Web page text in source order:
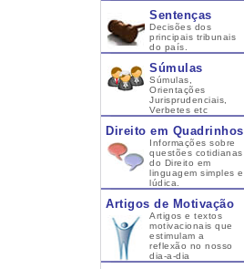
Sentenças
Decisões dos
principais tribunais
do país.
Súmulas
Súmulas,
Orientações
Jurisprudenciais,
Verbetes etc
Direito em Quadrinhos
Informações sobre
questões cotidianas
do Direito em
linguagem simples e
lúdica.
Artigos de Motivação
Artigos e textos
motivacionais que
estimulam a
reflexão no nosso
dia-a-dia